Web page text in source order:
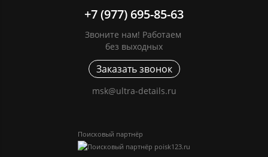
+7 (977) 695-85-63
Звоните нам! Работаем
без выходных
Заказать звонок
msk@ultra-details.ru
Поисковый партнёр